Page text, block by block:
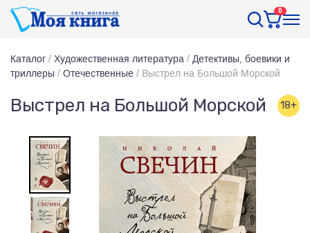
0
Каталог / Художественная литература / Детективы, боевики и
триллеры / Отечественные / Выстрел на Большой Морской
Выстрел на Большой Морской 18+